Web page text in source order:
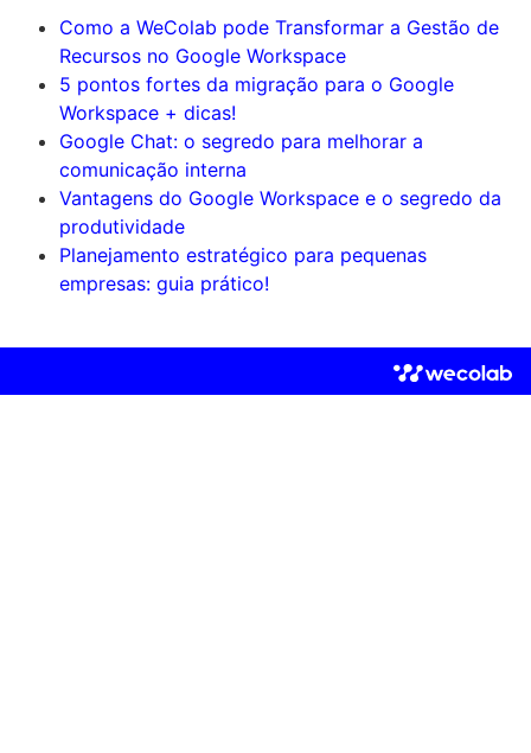
Como a WeColab pode Transformar a Gestão de
Recursos no Google Workspace
5 pontos fortes da migração para o Google
Workspace + dicas!
Google Chat: o segredo para melhorar a
comunicação interna
Vantagens do Google Workspace e o segredo da
produtividade
Planejamento estratégico para pequenas
empresas: guia prático!